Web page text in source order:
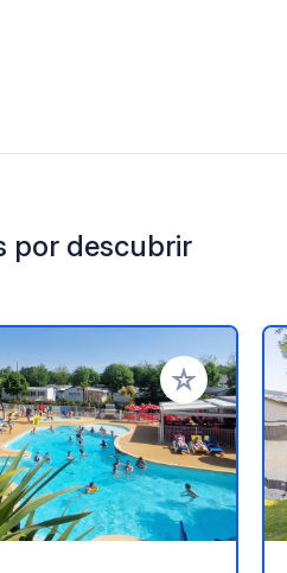
por descubrir
Añadir a tus